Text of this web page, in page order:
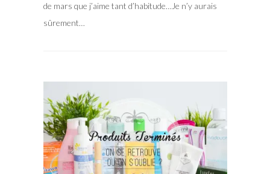
de mars que j’aime tant d’habitude…Je n’y aurais
sûrement…